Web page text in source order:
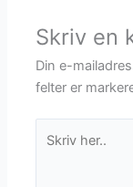
Skriv en
Din e-
felter er
her..